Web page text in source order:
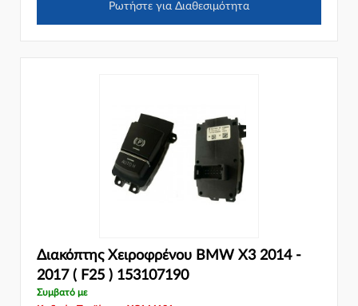
Ρωτήστε για Διαθεσιμότητα
Διακόπτης Χειροφρένου BMW X3 2014 -
2017 ( F25 ) 153107190
Συμβατό με